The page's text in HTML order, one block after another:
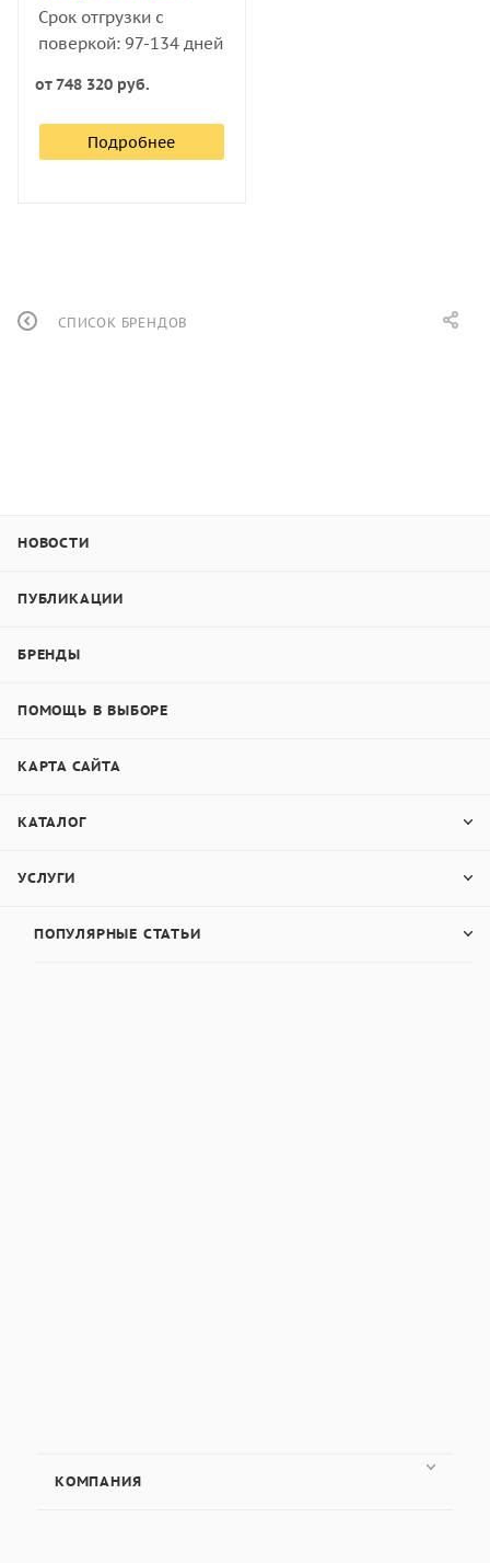
Срок отгрузки с
поверкой: 97-134 дней
от748 320 руб.
Подробнее
СПИСОК БРЕНДОВ
НОВОСТИ
ПУБЛИКАЦИИ
БРЕНДЫ
ПОМОЩЬ В ВЫБОРЕ
КАРТА САЙТА
КАТАЛОГ
УСЛУГИ
ПОПУЛЯРНЫЕ СТАТЬИ
КОМПАНИЯ